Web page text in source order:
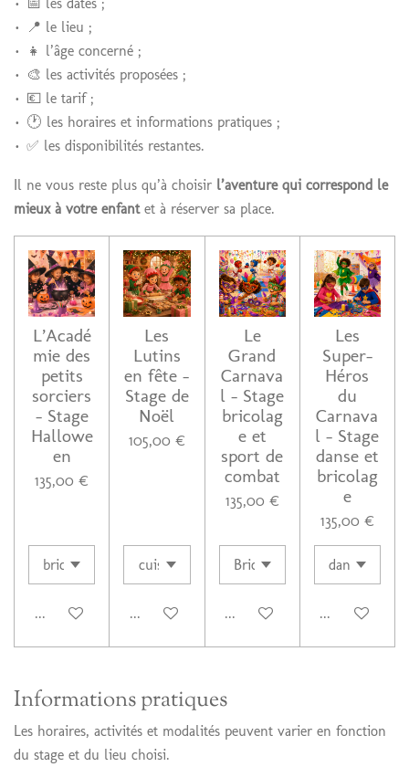
📅 les dates ;
📍 le lieu ;
👧 l’âge concerné ;
🎨 les activités proposées ;
💶 le tarif ;
🕐 les horaires et informations pratiques ;
✅ les disponibilités restantes.
Il ne vous reste plus qu’à choisir l’aventure qui correspond le
mieux à votre enfantet à réserver sa place.
L’Acadé
mie des
petits
sorciers
– Stage
Hallowe
en
135,00 €
Ajouter au panier
Les
Lutins
en fête –
Stage de
Noël
105,00 €
Ajouter au panier
Le
Grand
Carnava
l – Stage
bricolag
e et
sport de
combat
135,00 €
Ajouter au panier
Les
Super-
Héros
du
Carnava
l – Stage
danse et
bricolag
e
135,00 €
Ajouter au
Informations pratiques
Les horaires, activités et modalités peuvent varier en fonction
du stage et du lieu choisi.